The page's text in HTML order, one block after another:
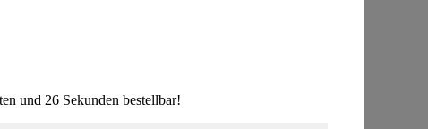
und 26 Sekunden bestellbar!